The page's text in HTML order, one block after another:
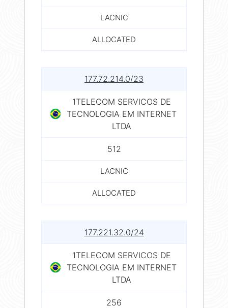
LACNIC
ALLOCATED
177.72.214.0/23
1TELECOM SERVICOS DE
TECNOLOGIA EM INTERNET
LTDA
512
LACNIC
ALLOCATED
177.221.32.0/24
1TELECOM SERVICOS DE
TECNOLOGIA EM INTERNET
LTDA
256